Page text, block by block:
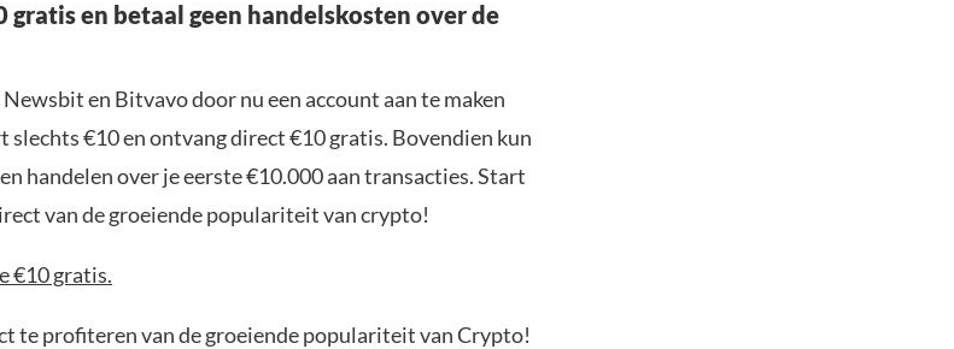
gratis en betaal geen handelskosten over de
en Bitvavo door nu een account aan te maken
slechts €10 en ontvang direct €10 gratis. Bovendien kun
handelen over je eerste €10.000 aan transacties. Start
van de groeiende populariteit van crypto!
€10 gratis.
te profiteren van de groeiende populariteit van Crypto!